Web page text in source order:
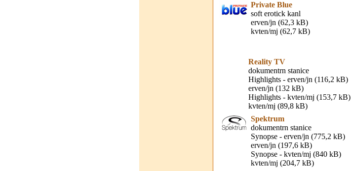
Private Blue
soft erotick kanl
erven/jn (62,3 kB)
kvten/mj (62,7 kB)
Reality TV
dokumentrn stanice
Highlights - erven/jn (116,2 kB)
erven/jn (132 kB)
Highlights - kvten/mj (153,7 kB)
kvten/mj (89,8 kB)
Spektrum
dokumentrn stanice
Synopse - erven/jn (775,2 kB)
erven/jn (197,6 kB)
Synopse - kvten/mj (840 kB)
kvten/mj (204,7 kB)